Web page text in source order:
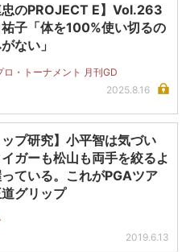
忠のPROJECT E】Vol.263
子「体を100%使い切るの
ない」
ロ・トーナメント 月刊GD
2025.8.16
ップ研究】小平智は気づい
ガーも松山も両手を絞るよ
ている。これがPGAツア
グリップ
2019.6.13